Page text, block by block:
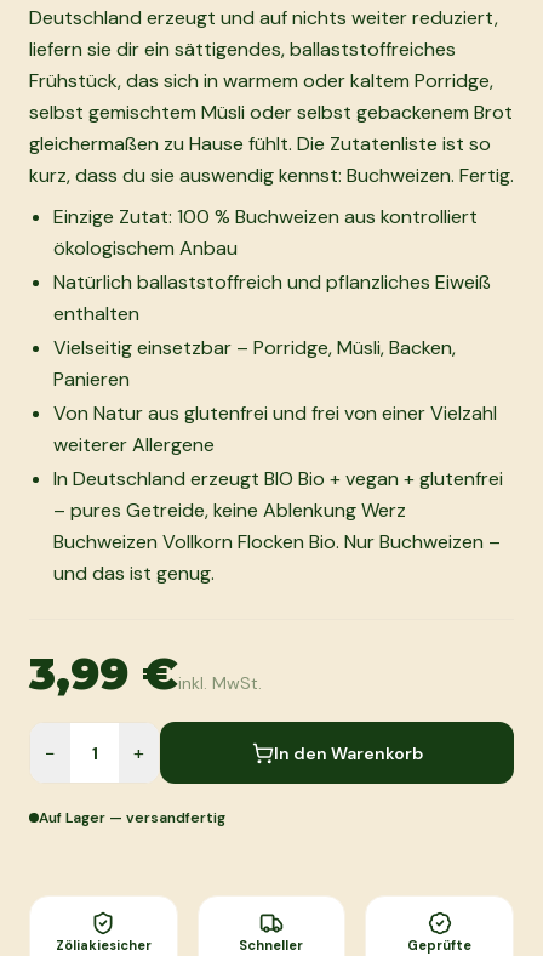
Deutschland erzeugt und auf nichts weiter reduziert,
liefern sie dir ein sättigendes, ballaststoffreiches
Frühstück, das sich in warmem oder kaltem Porridge,
selbst gemischtem Müsli oder selbst gebackenem Brot
gleichermaßen zu Hause fühlt. Die Zutatenliste ist so
kurz, dass du sie auswendig kennst: Buchweizen. Fertig.
Einzige Zutat: 100 % Buchweizen aus kontrolliert
ökologischem Anbau
Natürlich ballaststoffreich und pflanzliches Eiweiß
enthalten
Vielseitig einsetzbar – Porridge, Müsli, Backen,
Panieren
Von Natur aus glutenfrei und frei von einer Vielzahl
weiterer Allergene
In Deutschland erzeugt BIO Bio + vegan + glutenfrei
– pures Getreide, keine Ablenkung Werz
Buchweizen Vollkorn Flocken Bio. Nur Buchweizen –
und das ist genug.
3,99 €inkl. MwSt.
− + In den Warenkorb
Auf Lager — versandfertig
Zöliakiesicher
Schneller
Geprüfte